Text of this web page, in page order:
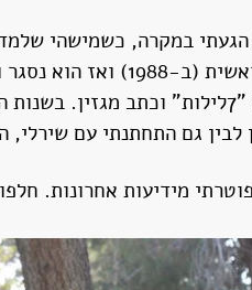
הגעתי במקרה, כשמישהי
גם התחתנתי עם שירלי,